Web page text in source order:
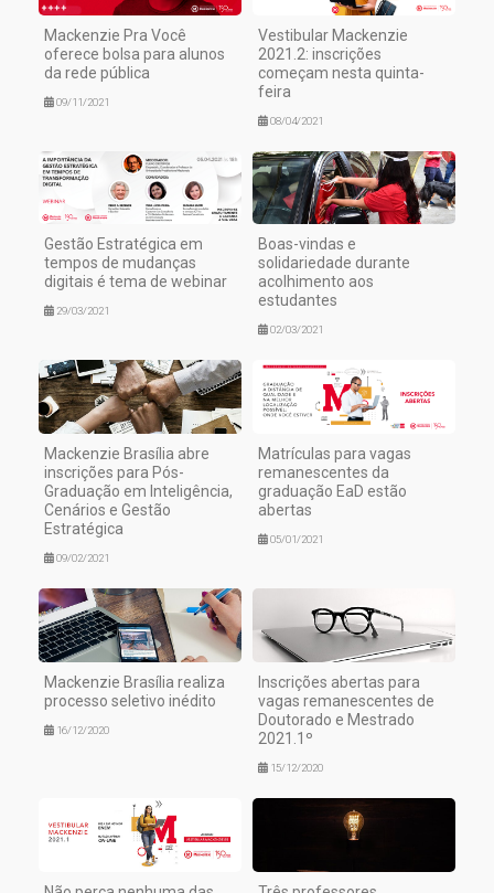
Mackenzie Pra Você
oferece bolsa para alunos
da rede pública
09/11/2021
Vestibular Mackenzie
2021.2: inscrições
começam nesta quinta-
feira
08/04/2021
Gestão Estratégica em
tempos de mudanças
digitais é tema de webinar
29/03/2021
Boas-vindas e
solidariedade durante
acolhimento aos
estudantes
02/03/2021
Mackenzie Brasília abre
inscrições para Pós-
Graduação em Inteligência,
Cenários e Gestão
Estratégica
09/02/2021
Matrículas para vagas
remanescentes da
graduação EaD estão
abertas
05/01/2021
Mackenzie Brasília realiza
processo seletivo inédito
16/12/2020
Inscrições abertas para
vagas remanescentes de
Doutorado e Mestrado
2021.1º
15/12/2020